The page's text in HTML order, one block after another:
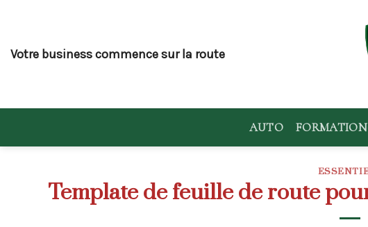
content
Votre business commence sur la route
AUTO
Template de feuille de route